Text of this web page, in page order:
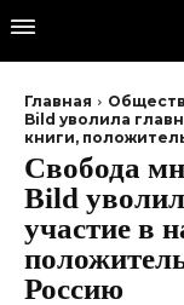
Главная
Bild уволила
книги,
Свобода
Bild
участие в
Россию